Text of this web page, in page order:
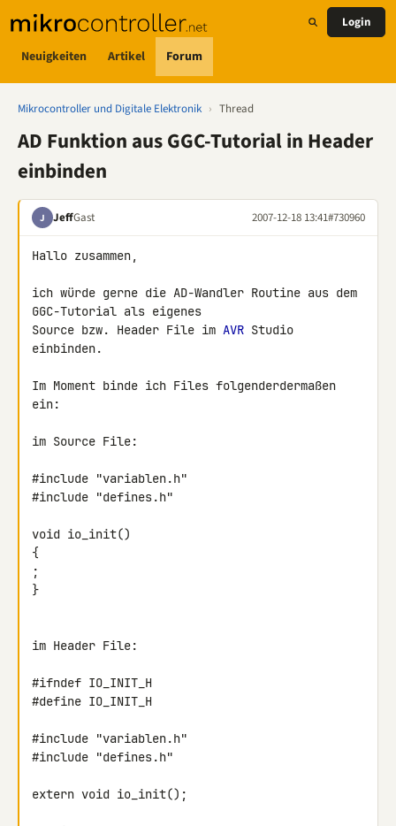
Neuigkeiten Artikel Forum
Login
Mikrocontroller und Digitale Elektronik › Thread
AD Funktion aus GGC-Tutorial in Header
einbinden
J JeffGast 2007-12-18 13:41#730960
Hallo zusammen,
ich würde gerne die AD-Wandler Routine aus dem
GGC-Tutorial als eigenes
Source bzw. Header File im AVR Studio
einbinden.
Im Moment binde ich Files folgenderdermaßen
ein:
im Source File:
#include "variablen.h"
#include "defines.h"
void io_init()
{
;
}
im Header File:
#ifndef IO_INIT_H
#define IO_INIT_H
#include "variablen.h"
#include "defines.h"
extern void io_init();